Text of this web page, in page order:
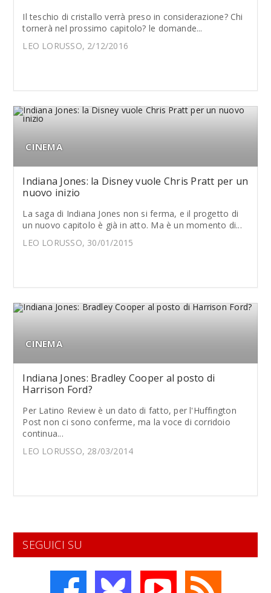
Il teschio di cristallo verrà preso in considerazione? Chi
tornerà nel prossimo capitolo? le domande...
LEO LORUSSO, 2/12/2016
CINEMA
Indiana Jones: la Disney vuole Chris Pratt per un
nuovo inizio
La saga di Indiana Jones non si ferma, e il progetto di
un nuovo capitolo è già in atto. Ma è un momento di...
LEO LORUSSO, 30/01/2015
CINEMA
Indiana Jones: Bradley Cooper al posto di
Harrison Ford?
Per Latino Review è un dato di fatto, per l'Huffington
Post non ci sono conferme, ma la voce di corridoio
continua...
LEO LORUSSO, 28/03/2014
SEGUICI SU